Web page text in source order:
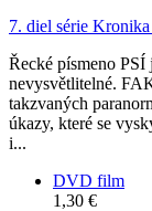
7. diel série Kronika
Řecké písmeno PSÍ
nevysvětlitelné.
takzvaných
úkazy, které se
i...
DVD film
1,30 €